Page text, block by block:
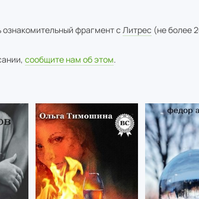
фрагмент с Литрес (не более
сообщите нам об этом.